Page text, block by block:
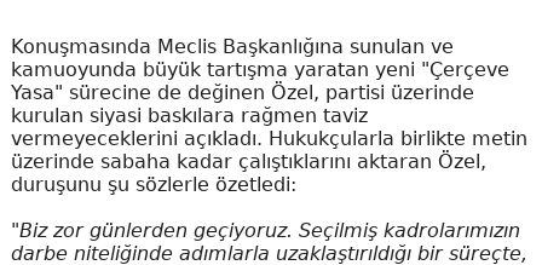
Konuşmasında Meclis Başkanlığına sunulan ve
kamuoyunda büyük tartışma yaratan yeni "Çerçeve
Yasa" sürecine de değinen Özel, partisi üzerinde
kurulan siyasi baskılara rağmen taviz
vermeyeceklerini açıkladı. Hukukçularla birlikte metin
üzerinde sabaha kadar çalıştıklarını aktaran Özel,
duruşunu şu sözlerle özetledi:
"Biz zor günlerden geçiyoruz. Seçilmiş kadrolarımızın
darbe niteliğinde adımlarla uzaklaştırıldığı bir süreçte,